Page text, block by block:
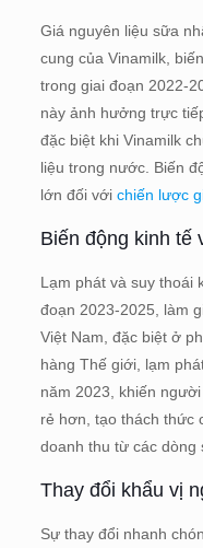
Giá nguyên liệu sữa
cung của Vinamilk,
trong giai đoạn 2022-
này ảnh hưởng trực
đặc biệt khi Vinamilk
liệu trong nước. Biến
lớn đối với chiến lược
Biến động kinh tế
Lạm phát và suy thoái
đoạn 2023-2025, làm
Việt Nam, đặc biệt ở
hàng Thế giới, lạm
năm 2023, khiến
rẻ hơn, tạo thách thức
doanh thu từ các dòng
Thay đổi khẩu vị
Sự thay đổi nhanh